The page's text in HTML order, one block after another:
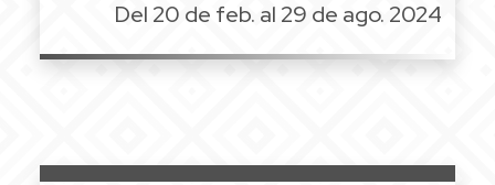
Del 20 de feb. al 29 de ago. 2024